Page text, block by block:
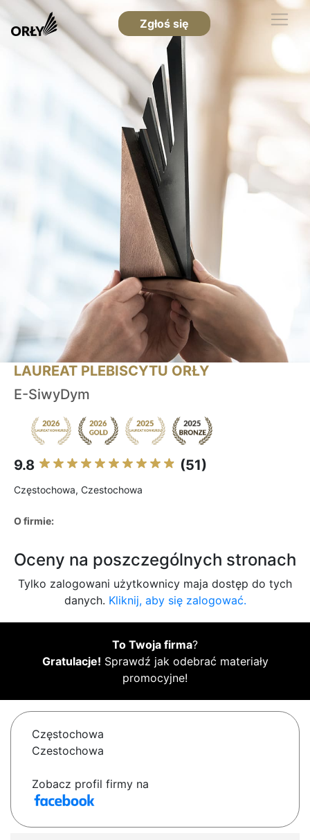
Zgłoś się
LAUREAT PLEBISCYTU ORŁY
E-SiwyDym
9.8 (51)
Częstochowa, Czestochowa
O firmie:
Oceny na poszczególnych stronach
Tylko zalogowani użytkownicy maja dostęp do tych
danych. Kliknij, aby się zalogować.
To Twoja firma?
Gratulacje! Sprawdź jak odebrać materiały
promocyjne!
Częstochowa
Czestochowa
Zobacz profil firmy na